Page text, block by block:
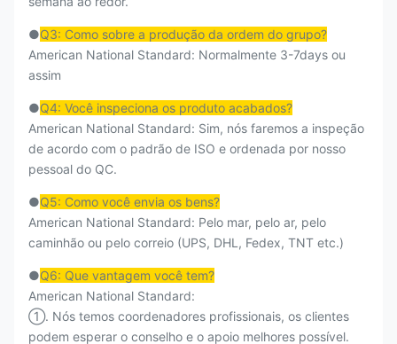
●Q3: Como sobre a produção da ordem do grupo?
American National Standard: Normalmente 3-7days ou
assim
●Q4: Você inspeciona os produto acabados?
American National Standard: Sim, nós faremos a inspeção
de acordo com o padrão de ISO e ordenada por nosso
pessoal do QC.
●Q5: Como você envia os bens?
American National Standard: Pelo mar, pelo ar, pelo
caminhão ou pelo correio (UPS, DHL, Fedex, TNT etc.)
●Q6: Que vantagem você tem?
American National Standard:
①. Nós temos coordenadores profissionais, os clientes
podem esperar o conselho e o apoio melhores possível.